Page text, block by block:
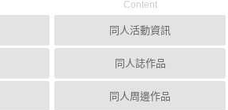
Content
同人活動資訊
同人誌作品
同人周邊作品